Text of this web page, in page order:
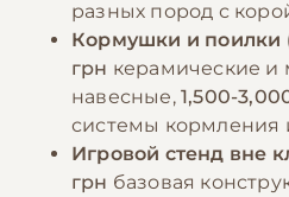
По промокоду E-PET
предотвращения
🎁 −10% на
По промокоду E-PET
разных пород с
Кормушки и поилки
грн керамические и
навесные, 1,500-
системы кормления
Игровой стенд вне
грн базовая